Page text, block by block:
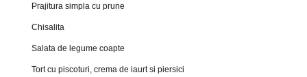
Prajitura simpla cu prune
Chisalita
Salata de legume coapte
Tort cu piscoturi, crema de iaurt si piersici